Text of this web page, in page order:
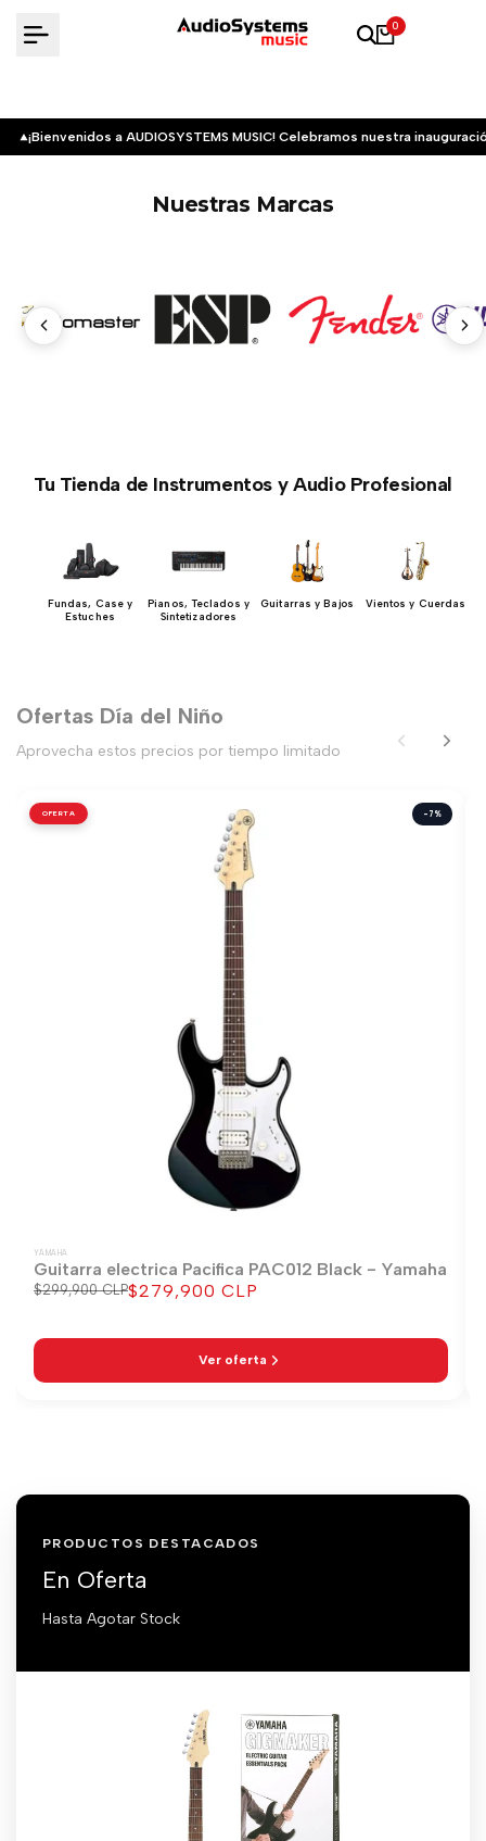
0
¡Bienvenidos a AUDIOSYSTEMS MUSIC! Celebramos nuestra
Nuestras Marcas
Tu Tienda de Instrumentos y Audio Profesional
Fundas, Case y
Estuches
Pianos, Teclados y
Sintetizadores
Guitarras y Bajos Vientos y Cuerdas
Ofertas Día del Niño
Aprovecha estos precios por tiempo limitado
OFERTA -7%
YAMAHA
Guitarra electrica Pacifica PAC012 Black - Yamaha
Precio
$299,900 CLPPrecio
$279,900 CLP
Ver oferta
PRODUCTOS DESTACADOS
En Oferta
Hasta Agotar Stock